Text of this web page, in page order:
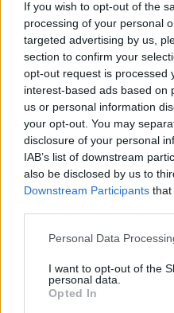
If you wish to opt-out of the
processing of your personal
targeted advertising by us,
section to confirm your
opt-out request is processed
interest-based ads based on
us or personal information
your opt-out. You may
disclosure of your personal
IAB’s list of downstream
also be disclosed by us to
Downstream Participants that
Personal Data
I want to opt-out of the
personal data.
Opted In
06/08/2026 - 15:56
Χρηματιστήριο: Στις
Δείκτης Τιμών, με άνοδο
06/08/2026 - 15:46
ΥΠΑΑΤ: Αποζημιώσεις
κτηνοτρόφους για
πυρετό
06/08/2026 - 15:33 ΟΙΚΟΝΟΜΙΑ
Στ. Παπασταύρου: Άμεσα
Δυτική Αττική
06/08/2026 - 15:17 ΠΟΛΙΤΙΚΗ
Συνάλλαγμα: Το ευρώ
1,1541 δολάρια